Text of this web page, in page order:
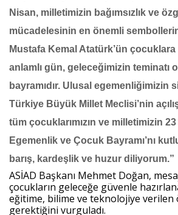
Nisan, milletimizin bağımsızlık ve
mücadelesinin en önemli
Mustafa Kemal Atatürk’ün
anlamlı gün, geleceğimizin teminatı
bayramıdır. Ulusal egemenliğimizin
Türkiye Büyük Millet Meclisi’nin
tüm çocuklarımızın ve milletimizin
Egemenlik ve Çocuk Bayramı’nı
barış, kardeşlik ve huzur diliyorum.”
ASİAD Başkanı Mehmet Doğan,
çocukların geleceğe güvenle
eğitime, bilime ve teknolojiye verilen
gerektiğini vurguladı.